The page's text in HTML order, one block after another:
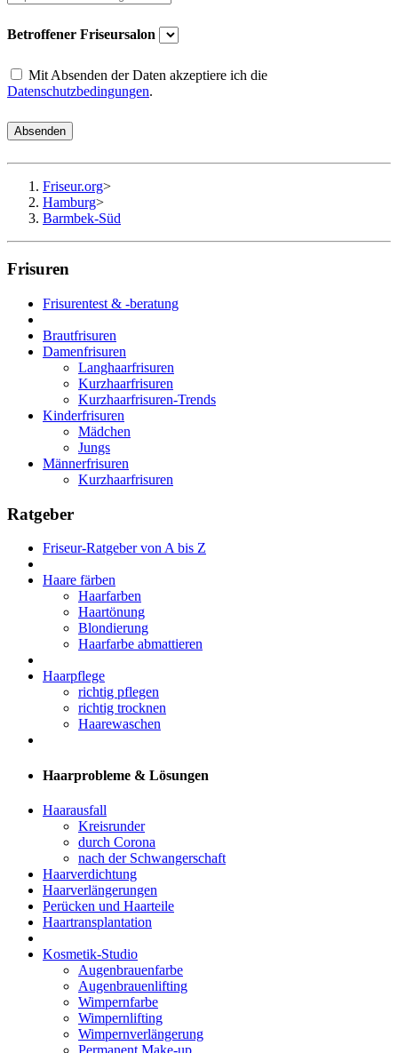
Betroffener Friseursalon
Mit Absenden der Daten akzeptiere ich die
Datenschutzbedingungen.
Absenden
Friseur.org>
Hamburg>
Barmbek-Süd
Frisuren
Frisurentest & -beratung
Brautfrisuren
Damenfrisuren
Langhaarfrisuren
Kurzhaarfrisuren
Kurzhaarfrisuren-Trends
Kinderfrisuren
Mädchen
Jungs
Männerfrisuren
Kurzhaarfrisuren
Ratgeber
Friseur-Ratgeber von A bis Z
Haare färben
Haarfarben
Haartönung
Blondierung
Haarfarbe abmattieren
Haarpflege
richtig pflegen
richtig trocknen
Haarewaschen
Haarprobleme & Lösungen
Haarausfall
Kreisrunder
durch Corona
nach der Schwangerschaft
Haarverdichtung
Haarverlängerungen
Perücken und Haarteile
Haartransplantation
Kosmetik-Studio
Augenbrauenfarbe
Augenbrauenlifting
Wimpernfarbe
Wimpernlifting
Wimpernverlängerung
Permanent Make-up